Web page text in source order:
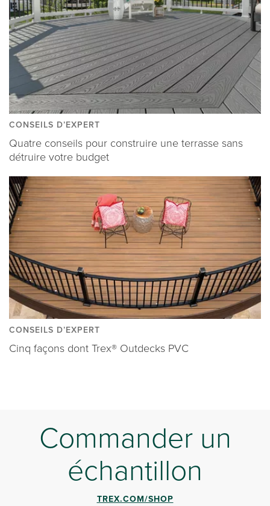
CONSEILS D’EXPERT
Quatre conseils pour construire une terrasse sans
détruire votre budget
CONSEILS D’EXPERT
Cinq façons dont Trex® Outdecks PVC
Commander un
échantillon
TREX.COM/SHOP